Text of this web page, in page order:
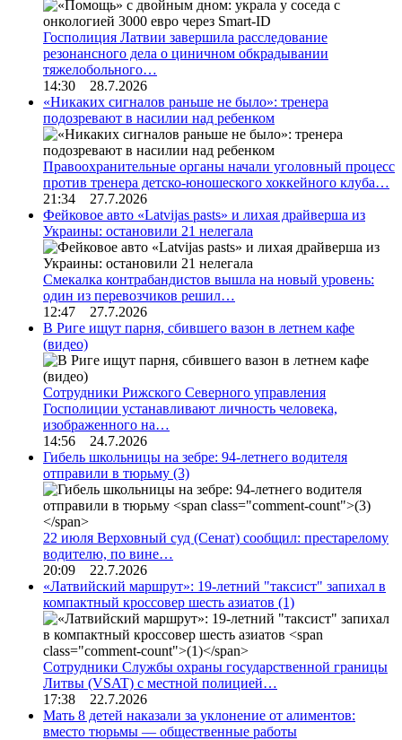
Госполиция Латвии завершила расследование
резонансного дела о циничном обкрадывании
тяжелобольного…
14:30 28.7.2026
«Никаких сигналов раньше не было»: тренера
подозревают в насилии над ребенком
Правоохранительные органы начали уголовный процесс
против тренера детско-юношеского хоккейного клуба…
21:34 27.7.2026
Фейковое авто «Latvijas pasts» и лихая драйверша из
Украины: остановили 21 нелегала
Смекалка контрабандистов вышла на новый уровень:
один из перевозчиков решил…
12:47 27.7.2026
В Риге ищут парня, сбившего вазон в летнем кафе
(видео)
Сотрудники Рижского Северного управления
Госполиции устанавливают личность человека,
изображенного на…
14:56 24.7.2026
Гибель школьницы на зебре: 94-летнего водителя
отправили в тюрьму (3)
22 июля Верховный суд (Сенат) сообщил: престарелому
водителю, по вине…
20:09 22.7.2026
«Латвийский маршрут»: 19-летний "таксист" запихал в
компактный кроссовер шесть азиатов (1)
Сотрудники Службы охраны государственной границы
Литвы (VSAT) с местной полицией…
17:38 22.7.2026
Мать 8 детей наказали за уклонение от алиментов:
вместо тюрьмы — общественные работы